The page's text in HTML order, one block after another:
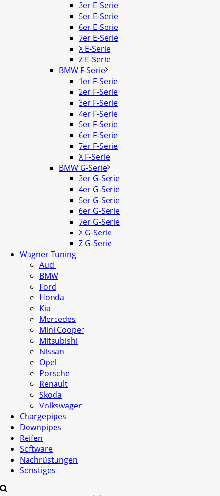
3er E-Serie
5er E-Serie
6er E-Serie
7er E-Serie
X E-Serie
Z E-Serie
BMW F-Serie
1er F-Serie
2er F-Serie
3er F-Serie
4er F-Serie
5er F-Serie
6er F-Serie
7er F-Serie
X F-Serie
BMW G-Serie
3er G-Serie
4er G-Serie
5er G-Serie
6er G-Serie
7er G-Serie
X G-Serie
Z G-Serie
Wagner Tuning
Audi
BMW
Ford
Honda
Kia
Mercedes
Mini Cooper
Mitsubishi
Nissan
Opel
Porsche
Renault
Skoda
Volkswagen
Chargepipes
Downpipes
Reifen
Software
Nachrüstungen
Sonstiges